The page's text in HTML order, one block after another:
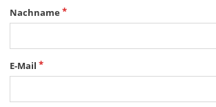
Nachname
E-Mail